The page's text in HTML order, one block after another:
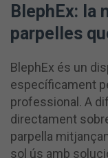
BlephEx: la
parpelles
BlephEx és un
específicament
professional. A
directament
parpella
sol ús amb